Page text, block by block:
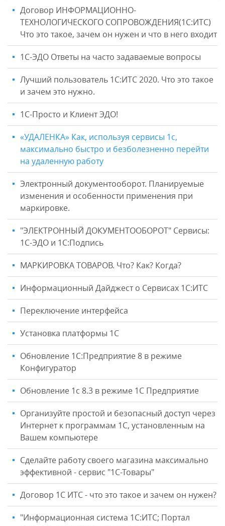
Договор ИНФОРМАЦИОННО-
ТЕХНОЛОГИЧЕСКОГО СОПРОВОЖДЕНИЯ(1С:ИТС)
Что это такое, зачем он нужен и что в него входит
1С-ЭДО Ответы на часто задаваемые вопросы
Лучший пользователь 1С:ИТС 2020. Что это такое
и зачем это нужно.
1С-Просто и Клиент ЭДО!
«УДАЛЕНКА» Как, используя сервисы 1с,
максимально быстро и безболезненно перейти
на удаленную работу
Электронный документооборот. Планируемые
изменения и особенности применения при
маркировке.
"ЭЛЕКТРОННЫЙ ДОКУМЕНТООБОРОТ" Сервисы:
1С-ЭДО и 1С:Подпись
МАРКИРОВКА ТОВАРОВ. Что? Как? Когда?
Информационный Дайджест о Сервисах 1С:ИТС
Переключение интерфейса
Установка платформы 1C
Обновление 1С:Предприятие 8 в режиме
Конфигуратор
Обновление 1с 8.3 в режиме 1С Предприятие
Организуйте простой и безопасный доступ через
Интернет к программам 1С, установленным на
Вашем компьютере
Сделайте работу своего магазина максимально
эффективной - сервис "1С-Товары"
Договор 1С ИТС - что это такое и зачем он нужен?
"Информационная система 1С:ИТС; Портал